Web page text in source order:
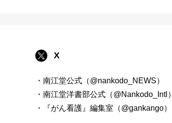
X
・南江堂公式（@nankodo_NEWS）
・南江堂洋書部公式（@Nankodo_Intl）
・『がん看護』編集室（@gankango）